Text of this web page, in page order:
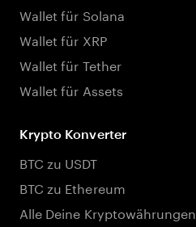
Wallet für Solana
Wallet für XRP
Wallet für Tether
Wallet für Assets
Krypto Konverter
BTC zu USDT
BTC zu Ethereum
Alle Deine Kryptowährungen